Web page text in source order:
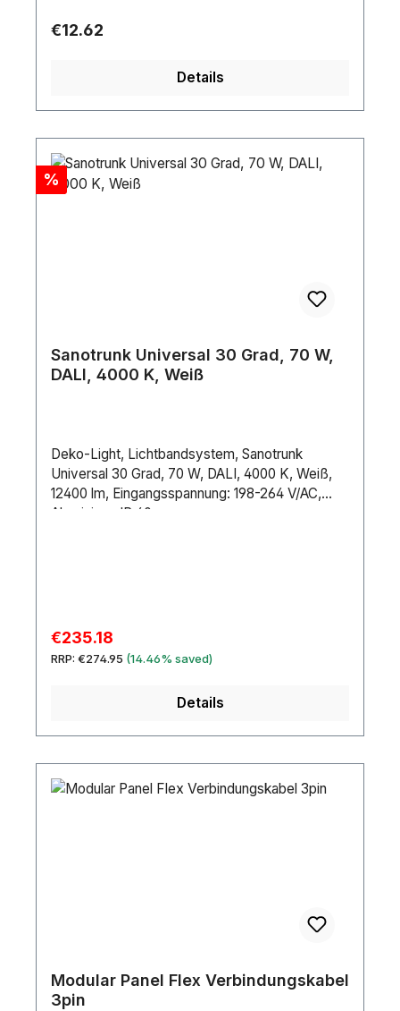
Regular price:
€12.62
Details
Discount
%
Sanotrunk Universal 30 Grad, 70 W,
DALI, 4000 K, Weiß
Deko-Light, Lichtbandsystem, Sanotrunk
Universal 30 Grad, 70 W, DALI, 4000 K, Weiß,
12400 lm, Eingangsspannung: 198-264 V/AC,
Aluminium, IP 40
Sale price:
€235.18
RRP: Regular price:
€274.95 (14.46% saved)
Details
Modular Panel Flex Verbindungskabel
3pin